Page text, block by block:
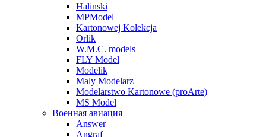
Halinski
MPModel
Kartonowej Kolekcja
Orlik
W.M.C. models
FLY Model
Modelik
Maly Modelarz
Modelarstwo Kartonowe (proArte)
MS Model
Военная авиация
Answer
Angraf